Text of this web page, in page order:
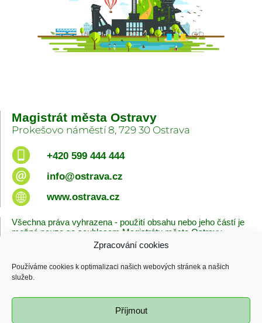
Zpracování cookies
Používáme cookies k optimalizaci našich webových stránek a našich
služeb.
Příjmout
Magistrát města Ostravy
Prokešovo náměstí 8, 729 30 Ostrava
+420 599 444 444
info@ostrava.cz
www.ostrava.cz
Všechna práva vyhrazena - použití obsahu nebo jeho částí je
možné pouze se souhlasem Magistrátu města Ostravy.
Zásady cookies
Poslední změna